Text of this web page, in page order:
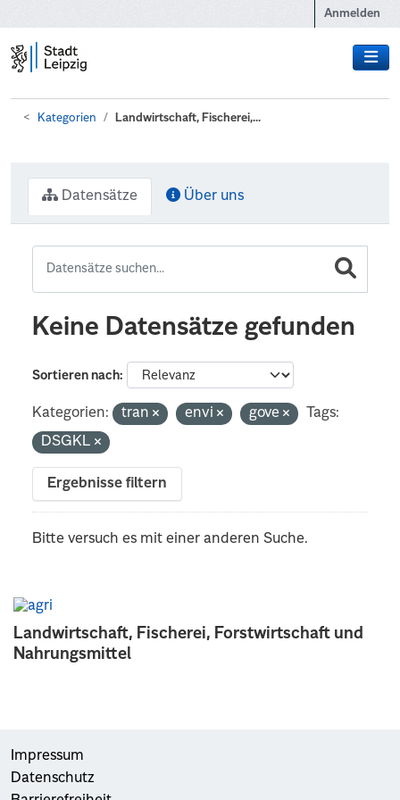
Anmelden
Kategorien Landwirtschaft, Fischerei,...
Landwirtschaft, Fischerei, Forstwirtschaft und
Nahrungsmittel
Datensätze Über uns
Keine Datensätze gefunden
Sortieren nach
Kategorien: tran envi gove
Tags:
DSGKL
Ergebnisse filtern
Bitte versuch es mit einer anderen Suche.
Impressum
Datenschutz